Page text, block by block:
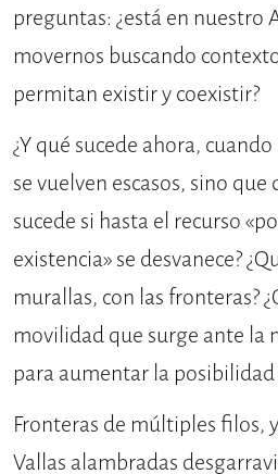
preguntas: ¿está en nuestro
movernos buscando
permitan existir y coexistir?
¿Y qué sucede ahora,
se vuelven escasos, sino que
sucede si hasta el recurso
existencia» se desvanece?
murallas, con las fronteras?
movilidad que surge ante la
para aumentar la
Fronteras de múltiples filos,
Vallas alambradas